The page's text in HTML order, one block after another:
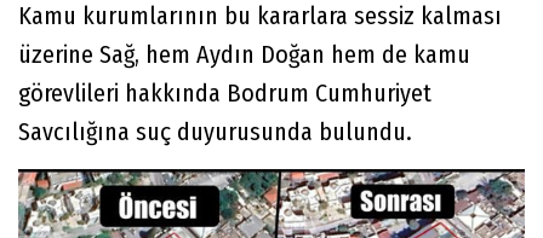
Kamu kurumlarının bu kararlara sessiz kalması
üzerine Sağ, hem Aydın Doğan hem de kamu
görevlileri hakkında Bodrum Cumhuriyet
Savcılığına suç duyurusunda bulundu.